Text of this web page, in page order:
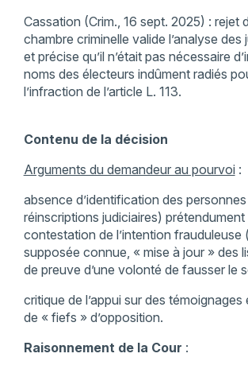
Cassation (Crim., 16 sept. 2025) : rejet
chambre criminelle valide l’analyse des
et précise qu’il n’était pas nécessaire
noms des électeurs indûment radiés
l’infraction de l’article L. 113.
Contenu de la décision
Arguments du demandeur au pourvoi :
absence d’identification des
réinscriptions judiciaires)
contestation de l’intention frauduleuse
supposée connue, « mise à jour » des
de preuve d’une volonté de fausser le
critique de l’appui sur des
de « fiefs » d’opposition.
Raisonnement de la Cour :